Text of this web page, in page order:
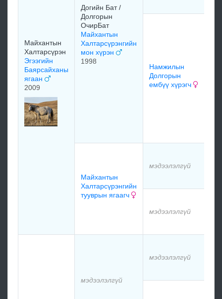
Майхантын
Халтарсүрэн
Эгээгийн
Баярсайханы
ягаан
2009
Догийн Бат /
Долгорын
ОчирБат
Майхантын
Халтарсүрэнгийн
мон хүрэн
1998
Намжилын
Долгорын
ембүү хүрэгч
Майхантын
Халтарсүрэнгийн
тууврын ягаагч
мэдээлэлгүй
мэдээлэлгүй
мэдээлэлгүй
мэдээлэлгүй